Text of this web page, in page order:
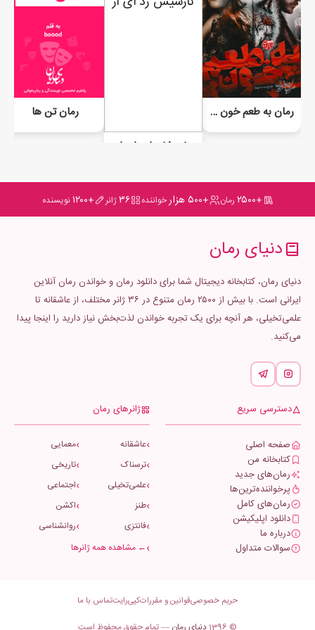
رمان به طعم خون - VIP
رمان تن ها
+۲۵۰۰ رمان +۵۰۰ هزار خواننده ۳۶ژانر +۱۲۰۰ نویسنده
دنیای رمان
دنیای رمان، کتابخانه دیجیتال شما برای دانلود رمان و خواندن رمان آنلاین
ایرانی است. با بیش از ۲۵۰۰ رمان متنوع در ۳۶ ژانر مختلف، از عاشقانه تا
علمی‌تخیلی، هر آنچه برای یک تجربه خواندن لذت‌بخش نیاز دارید را اینجا پیدا
می‌کنید.
دسترسی سریع
صفحه اصلی
کتابخانه من
رمان‌های جدید
پرخواننده‌ترین‌ها
رمان‌های کامل
دانلود اپلیکیشن
درباره ما
سوالات متداول
ژانرهای رمان
عاشقانه
معمایی
ترسناک
تاریخی
علمی‌تخیلی
اجتماعی
طنز
اکشن
فانتزی
روانشناسی
← مشاهده همه ژانرها
© 1396 دنیای رمان — تمام حقوق محفوظ است
حریم خصوصیقوانین و مقرراتکپی‌رایتتماس با ما